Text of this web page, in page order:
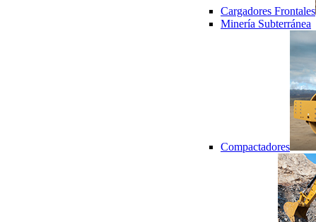
Cargadores Frontales
Minería Subterránea
Compactadores